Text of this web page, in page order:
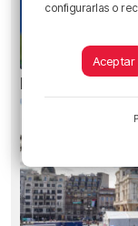
Erik Morán:
configurarlas o
Aceptar